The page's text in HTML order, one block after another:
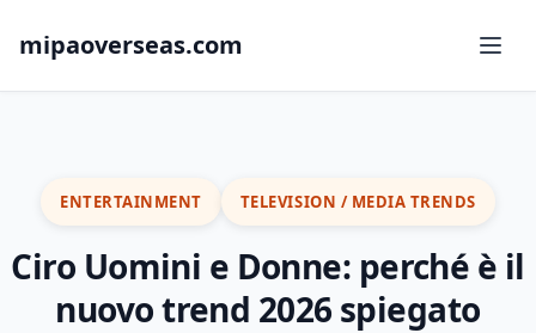
mipaoverseas.com
ENTERTAINMENT TELEVISION / MEDIA TRENDS
Ciro Uomini e Donne: perché è il
nuovo trend 2026 spiegato